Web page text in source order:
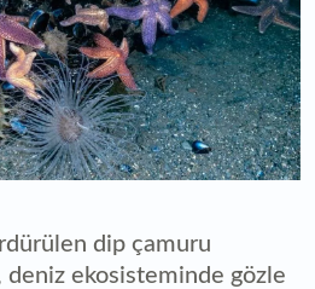
dip çamuru
deniz ekosisteminde gözle